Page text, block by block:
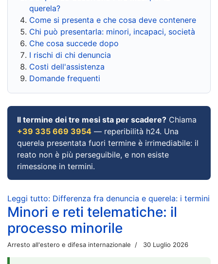
querela?
Come si presenta e che cosa deve contenere
Chi può presentarla: minori, incapaci, società
Che cosa succede dopo
I rischi di chi denuncia
Costi dell'assistenza
Domande frequenti
Il termine dei tre mesi sta per scadere? Chiama
+39 335 669 3954 — reperibilità h24. Una
querela presentata fuori termine è irrimediabile: il
reato non è più perseguibile, e non esiste
rimessione in termini.
Leggi tutto: Differenza fra denuncia e querela: i termini
Minori e reti telematiche: il
processo minorile
Arresto all'estero e difesa internazionale 30 Luglio 2026